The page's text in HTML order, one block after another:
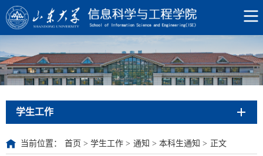
学生工作
当前位置： 首页 > 学生工作 > 通知 > 本科生通知 > 正文